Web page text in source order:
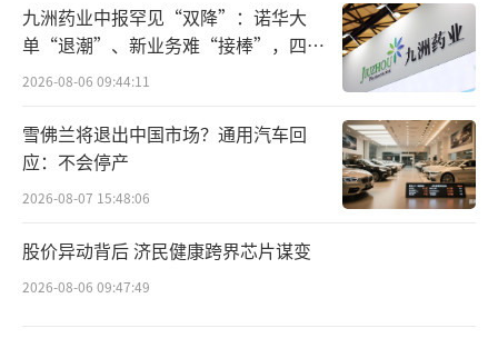
买个芯赛道
九洲药业中报罕见“双降”：诺华大
单“退潮”、新业务难“接棒”，四大
难关待闯
2026-08-06 09:44:11
雪佛兰将退出中国市场？通用汽车回
应：不会停产
2026-08-07 15:48:06
股价异动背后 济民健康跨界芯片谋变
2026-08-06 09:47:49